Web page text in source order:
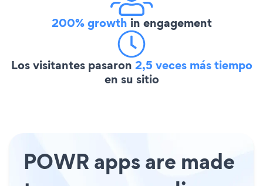
200% growth in engagement
Los visitantes pasaron 2,5 veces más tiempo
en su sitio
POWR apps are made